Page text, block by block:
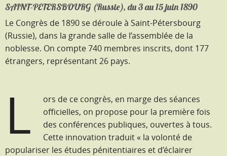
SAINT-PETERSBOURG (Russie), du 3 au 15 juin 1890
Le Congrès de 1890 se déroule à Saint-Pétersbourg
(Russie), dans la grande salle de l’assemblée de la
noblesse. On compte 740 membres inscrits, dont 177
étrangers, représentant 26 pays.
L
ors de ce congrès, en marge des séances
officielles, on propose pour la première fois
des conférences publiques, ouvertes à tous.
Cette innovation traduit « la volonté de
populariser les études pénitentiaires et d’éclairer